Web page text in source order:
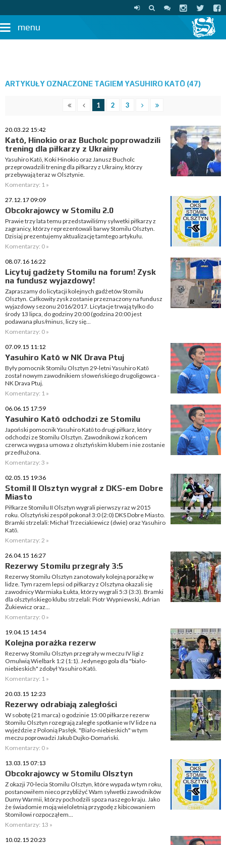
menu
ARTYKUŁY OZNACZONE TAGIEM YASUHIRO KATŌ (47)
1 2 3
20.03.22 15:42
Katō, Hinokio oraz Bucholc poprowadzili
trening dla piłkarzy z Ukrainy
Yasuhiro Katō, Koki Hinokio oraz Janusz Bucholc
przeprowadzili trening dla piłkarzy z Ukrainy, którzy
przebywają teraz w Olsztynie.
Komentarzy: 1 »
27.12.17 09:09
Obcokrajowcy w Stomilu 2.0
Prawie trzy lata temu przedstawiliśmy sylwetki piłkarzy z
zagranicy, którzy reprezentowali barwy Stomilu Olsztyn.
Dzisiaj prezentujemy aktualizację tamtego artykułu.
Komentarzy: 0 »
08.07.16 16:22
Licytuj gadżety Stomilu na forum! Zysk
na fundusz wyjazdowy!
Zapraszamy do licytacji kolejnych gadżetów Stomilu
Olsztyn. Całkowity zysk zostanie przeznaczony na fundusz
wyjazdowy sezonu 2016/2017. Licytacje trwają tylko do
środy 13 lipca, do godziny 20:00 (godzina 20:00 jest
podawana plus/minus, liczy się...
Komentarzy: 0 »
07.09.15 11:12
Yasuhiro Katō w NK Drava Ptuj
Były pomocnik Stomilu Olsztyn 29-letni Yasuhiro Katō
został nowym zawodnikiem słoweńskiego drugoligowca -
NK Drava Ptuj.
Komentarzy: 1 »
06.06.15 17:59
Yasuhiro Katō odchodzi ze Stomilu
Japoński pomocnik Yasuhiro Katō to drugi piłkarz, który
odchodzi ze Stomilu Olsztyn. Zawodnikowi z końcem
czerwca wygasa umowa z olsztyńskim klubem i nie zostanie
przedłużona.
Komentarzy: 3 »
02.05.15 19:36
Stomil II Olsztyn wygrał z DKS-em Dobre
Miasto
Piłkarze Stomilu II Olsztyn wygrali pierwszy raz w 2015
roku. Olsztyński zespół pokonał 3:0 (2:0) DKS Dobre Miasto.
Bramki strzelali: Michał Trzeciakiewicz (dwie) oraz Yasuhiro
Katō.
Komentarzy: 2 »
26.04.15 16:27
Rezerwy Stomilu przegrały 3:5
Rezerwy Stomilu Olsztyn zanotowały kolejną porażkę w
lidze. Tym razem lepsi od piłkarzy z Olsztyna okazali się
zawodnicy Warmiaka Łukta, którzy wygrali 5:3 (3:3). Bramki
dla olsztyńskiego klubu strzelali: Piotr Wypniewski, Adrian
Żukiewicz oraz...
Komentarzy: 0 »
19.04.15 14:54
Kolejna porażka rezerw
Rezerwy Stomilu Olsztyn przegrały w meczu IV ligi z
Omulwią Wielbark 1:2 (1:1). Jedynego gola dla "biało-
niebieskich" zdobył Yasuhiro Katō.
Komentarzy: 1 »
20.03.15 12:23
Rezerwy odrabiają zaległości
W sobotę (21 marca) o godzinie 15:00 piłkarze rezerw
Stomilu Olsztyn rozegrają zaległe spotkanie w IV lidze na
wyjeździe z Polonią Pasłęk. "Biało-niebieskich" w tym
meczu poprowadzi Jakub Dujko-Domański.
Komentarzy: 0 »
13.03.15 07:13
Obcokrajowcy w Stomilu Olsztyn
Z okazji 70-lecia Stomilu Olsztyn, które wypada w tym roku,
postanowiłem nieco przybliżyć Wam sylwetki zawodników
Dumy Warmii, którzy pochodzili spoza naszego kraju. Jako
że świadomie moją wieloletnią przygodę z kibicowaniem
Stomilowi rozpocząłem...
Komentarzy: 13 »
10.02.15 20:23